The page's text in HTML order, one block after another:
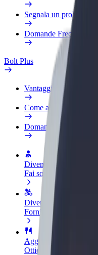
Segnala un problema
Domande Frequenti
Bolt Plus
Vantaggi
Come aderire
Domande Frequenti
Diventa un driver
Fai soldi alle tue
Diventa un autista Bolt
Fornisci cibo e ricevi
Aggiungi il tuo
Ottieni più clienti e